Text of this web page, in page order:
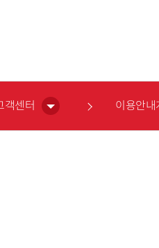
객센터 이용안내